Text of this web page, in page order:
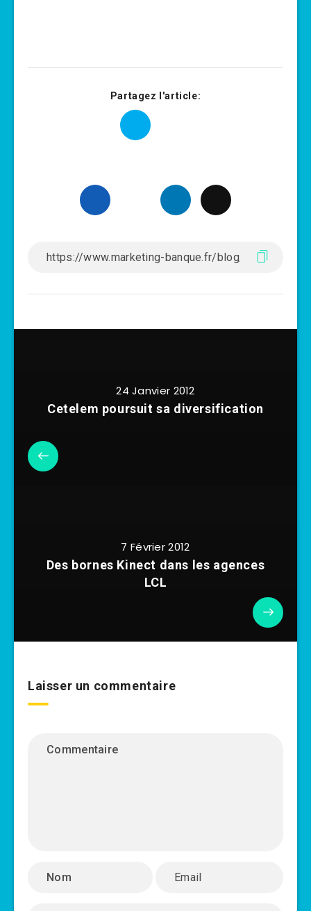
Partagez l'article:
24 Janvier 2012
Cetelem poursuit sa diversification
7 Février 2012
Des bornes Kinect dans les agences
LCL
Laisser un commentaire